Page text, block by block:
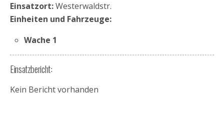
Einsatzort:Westerwaldstr.
Einheiten und Fahrzeuge:
Wache 1
Einsatzbericht:
Kein Bericht vorhanden